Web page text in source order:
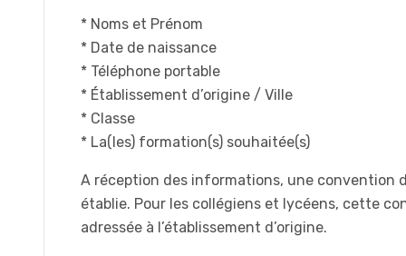
* Noms et Prénom
* Date de naissance
* Téléphone portable
* Établissement d’origine / Ville
* Classe
* La(les) formation(s) souhaitée(s)
A réception des informations, une convention
établie. Pour les collégiens et lycéens, cette
adressée à l’établissement d’origine.